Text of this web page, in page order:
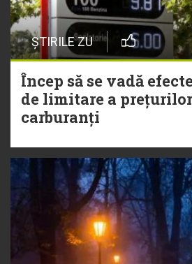
ȘTIRILE ZU
Încep să se vadă
de limitare a
carburanți